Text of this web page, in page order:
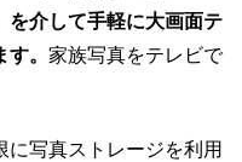
を介して手軽に大画面テ
。 家族写真をテレビで
写真ストレージを利用